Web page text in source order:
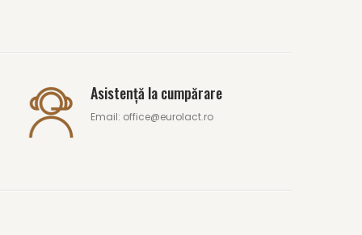
Asistență la cumpărare
Email: office@eurolact.ro